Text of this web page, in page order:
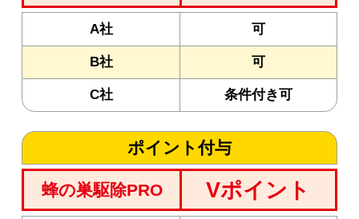
A社 可
B社 可
C社 条件付き可
ポイント付与
蜂の巣駆除PRO Vポイント